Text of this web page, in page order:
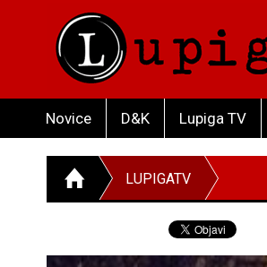
Novice D&K Lupiga TV
LUPIGATV